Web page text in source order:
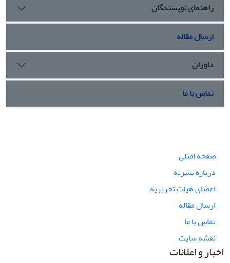
راهنمای نویسندگان
ارسال مقاله
داوران
تماس با ما
صفحه اصلی
درباره نشریه
اعضای هیات تحریریه
ارسال مقاله
تماس با ما
نقشه سایت
اخبار و اعلانات